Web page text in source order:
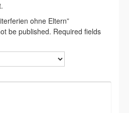
ohne Eltern”
be published. Required fields